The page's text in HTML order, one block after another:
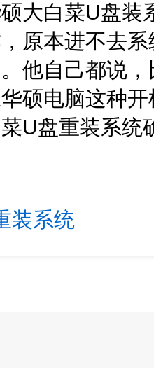
大白菜U盘
原本进不去
他自己都说
硕电脑这种
U盘重装系统
装系统